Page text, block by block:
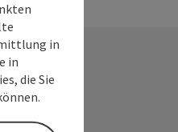
in
in
die Sie